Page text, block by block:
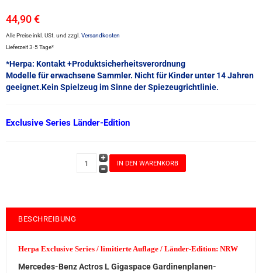
44,90 €
Alle Preise inkl. USt. und zzgl. Versandkosten
Lieferzeit 3-5 Tage*
*Herpa: Kontakt +Produktsicherheitsverordnung
Modelle für erwachsene Sammler. Nicht für Kinder unter 14 Jahren
geeignet.Kein Spielzeug im Sinne der Spiezeugrichtlinie.
Exclusive Series Länder-Edition
BESCHREIBUNG
Herpa Exclusive Series / limitierte Auflage / Länder-Edition: NRW
Mercedes-Benz Actros L Gigaspace Gardinenplanen-